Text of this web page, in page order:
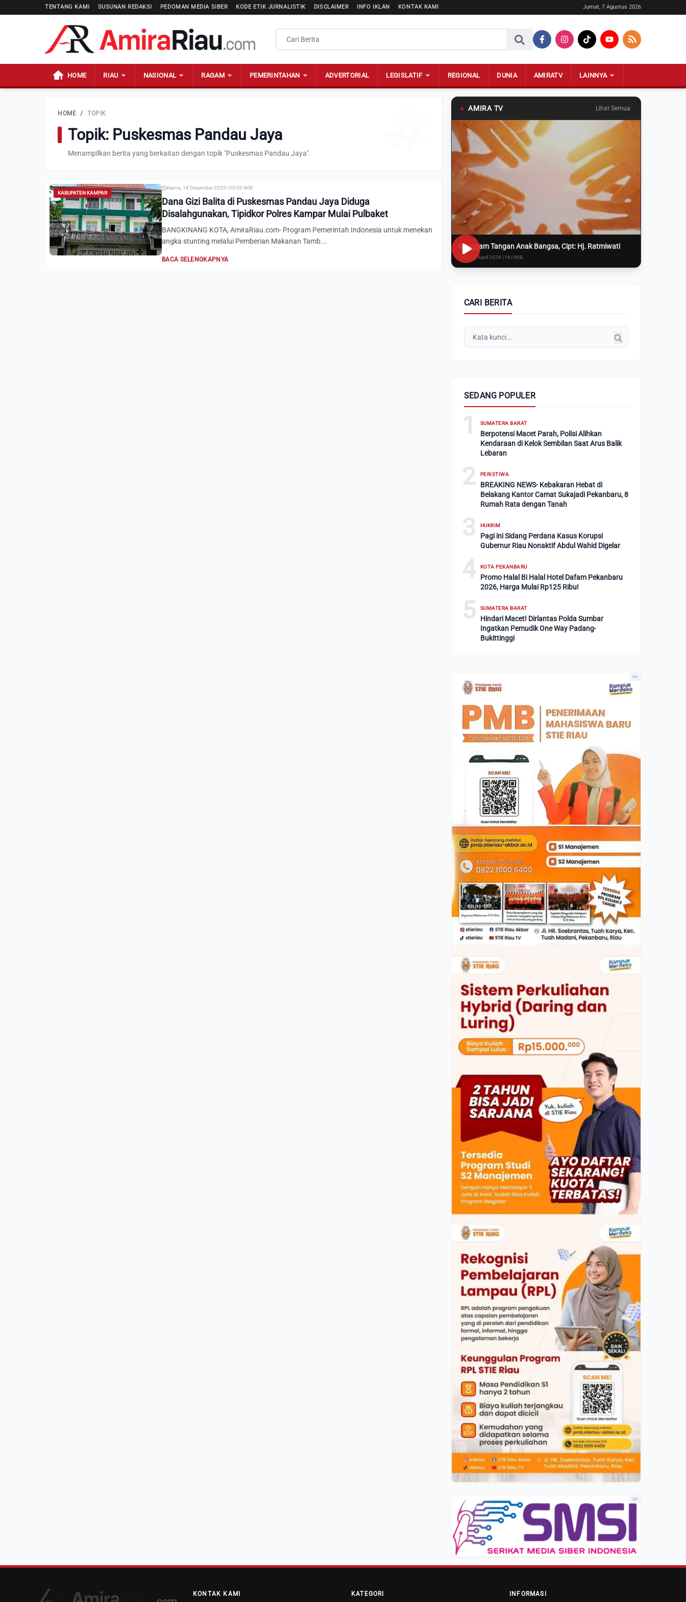
TENTANG KAMI SUSUNAN REDAKSI PEDOMAN MEDIA SIBER KODE ETIK JURNALISTIK DISCLAIMER INFO IKLAN KONTAK KAMI Jumat, 7 Agustus 2026
HOME RIAU NASIONAL RAGAM PEMERINTAHAN ADVERTORIAL LEGISLATIF REGIONAL DUNIA AMIRATV LAINNYA
HOME / TOPIK
Topik: Puskesmas Pandau Jaya
Menampilkan berita yang berkaitan dengan topik "Puskesmas Pandau Jaya".
KABUPATEN KAMPAR
Kamis, 18 Desember 2025 | 00:00 WIB
Dana Gizi Balita di Puskesmas Pandau Jaya Diduga
Disalahgunakan, Tipidkor Polres Kampar Mulai Pulbaket
BANGKINANG KOTA, AmiraRiau.com- Program Pemerintah Indonesia untuk menekan
angka stunting melalui Pemberian Makanan Tamb...
BACA SELENGKAPNYA
● AMIRA TV Lihat Semua
Genggam Tangan Anak Bangsa, Cipt: Hj. Ratmiwati
Rabu, 8 April 2026 | 16:i WIB
CARI BERITA
SEDANG POPULER
1 SUMATERA BARAT
Berpotensi Macet Parah, Polisi Alihkan
Kendaraan di Kelok Sembilan Saat Arus Balik
Lebaran
2 PERISTIWA
BREAKING NEWS- Kebakaran Hebat di
Belakang Kantor Camat Sukajadi Pekanbaru, 8
Rumah Rata dengan Tanah
3 HUKRIM
Pagi ini Sidang Perdana Kasus Korupsi
Gubernur Riau Nonaktif Abdul Wahid Digelar
4 KOTA PEKANBARU
Promo Halal Bi Halal Hotel Dafam Pekanbaru
2026, Harga Mulai Rp125 Ribu!
5 SUMATERA BARAT
Hindari Macet! Dirlantas Polda Sumbar
Ingatkan Pemudik One Way Padang-
Bukittinggi
Ad
Ad
KONTAK KAMI KATEGORI INFORMASI